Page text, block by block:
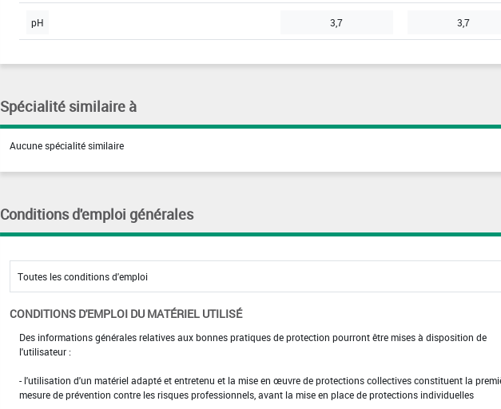
pH 3,7 3,7
Spécialité similaire à
Aucune spécialité similaire
Conditions d'emploi générales
CONDITIONS D'EMPLOI DU MATÉRIEL UTILISÉ
Des informations générales relatives aux bonnes pratiques de protection pourront être mises à disposition de
l'utilisateur :
- l'utilisation d'un matériel adapté et entretenu et la mise en œuvre de protections collectives constituent la
mesure de prévention contre les risques professionnels, avant la mise en place de protections individuelles